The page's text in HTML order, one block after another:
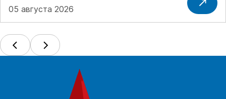
05 августа 2026